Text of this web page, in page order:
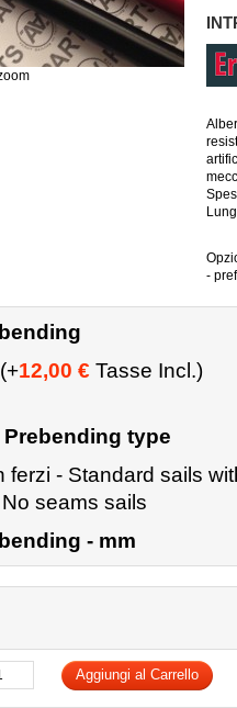
-
(+12,00 € Tasse Incl.)
type
ferzi - Standard sails
seams sails
- mm
Aggiungi al Carrello